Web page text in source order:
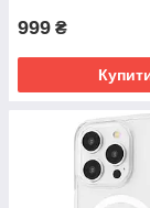
999 ₴